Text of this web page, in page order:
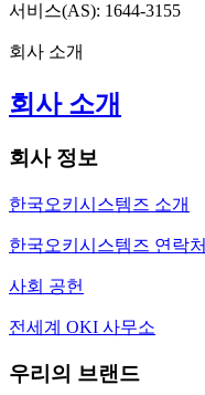
서비스(AS): 1644-3155
회사 소개
회사 소개
회사 정보
한국오키시스템즈 소개
한국오키시스템즈 연락처
사회 공헌
전세계 OKI 사무소
우리의 브랜드